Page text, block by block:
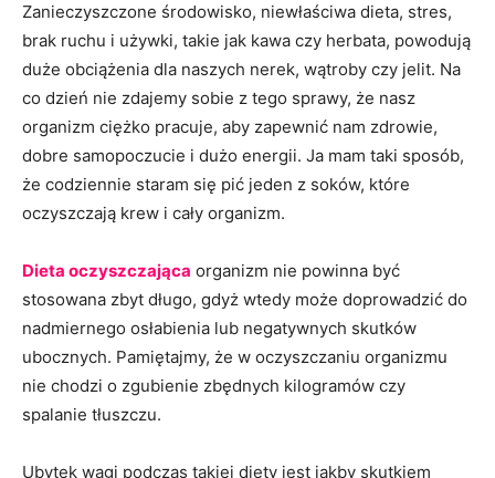
Zanieczyszczone środowisko, niewłaściwa dieta, stres,
brak ruchu i używki, takie jak kawa czy herbata, powodują
duże obciążenia dla naszych nerek, wątroby czy jelit. Na
co dzień nie zdajemy sobie z tego sprawy, że nasz
organizm ciężko pracuje, aby zapewnić nam zdrowie,
dobre samopoczucie i dużo energii. Ja mam taki sposób,
że codziennie staram się pić jeden z soków, które
oczyszczają krew i cały organizm.
Dieta oczyszczająca organizm nie powinna być
stosowana zbyt długo, gdyż wtedy może doprowadzić do
nadmiernego osłabienia lub negatywnych skutków
ubocznych. Pamiętajmy, że w oczyszczaniu organizmu
nie chodzi o zgubienie zbędnych kilogramów czy
spalanie tłuszczu.
Ubytek wagi podczas takiej diety jest jakby skutkiem